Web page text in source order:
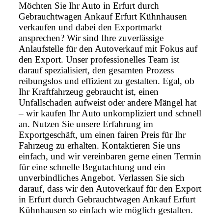
Möchten Sie Ihr Auto in Erfurt durch
Gebrauchtwagen Ankauf Erfurt Kühnhausen
verkaufen und dabei den Exportmarkt
ansprechen? Wir sind Ihre zuverlässige
Anlaufstelle für den Autoverkauf mit Fokus auf
den Export. Unser professionelles Team ist
darauf spezialisiert, den gesamten Prozess
reibungslos und effizient zu gestalten. Egal, ob
Ihr Kraftfahrzeug gebraucht ist, einen
Unfallschaden aufweist oder andere Mängel hat
– wir kaufen Ihr Auto unkompliziert und schnell
an. Nutzen Sie unsere Erfahrung im
Exportgeschäft, um einen fairen Preis für Ihr
Fahrzeug zu erhalten. Kontaktieren Sie uns
einfach, und wir vereinbaren gerne einen Termin
für eine schnelle Begutachtung und ein
unverbindliches Angebot. Verlassen Sie sich
darauf, dass wir den Autoverkauf für den Export
in Erfurt durch Gebrauchtwagen Ankauf Erfurt
Kühnhausen so einfach wie möglich gestalten.